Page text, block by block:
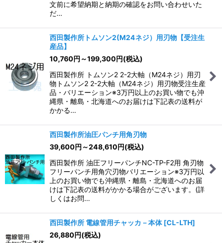
文前に希望納期と納期の確認をお問い合わせいた
だ…
西田製作所トムソン2(M24ネジ）用刃物【受注生
産品】
10,760円 ～199,300円(税込)
西田製作所 トムソン2 2-2大軸（M24ネジ）用刃
物トムソン2 2-2大軸（M24ネジ）用刃物受注生産
品・バリエーション※3万円以上のお買い物でも沖
縄県・離島・北海道へのお届けは下記表の送料が
かかる…
西田製作所油圧パンチ用角刃物
39,600円 ～248,610円(税込)
西田製作所 油圧フリーパンチNC-TP-F2用 角刃物
フリーパンチ用角穴刃物バリエーション※3万円以
上のお買い物でも沖縄県・離島・北海道へのお届
けは下記表の送料がかかる場合がございます。(詳
しくはお問…
西田製作所 電線管用チャッカ－本体 [CL-LTH]
26,880円(税込)